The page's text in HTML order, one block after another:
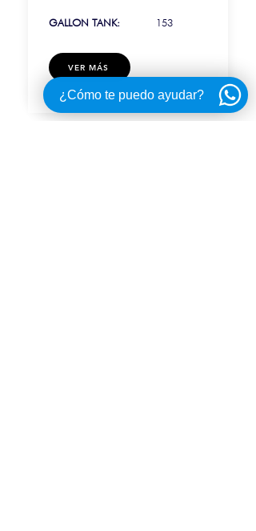
GALLON TANK: 153
VER MÁS
¿Cómo te puedo ayudar?